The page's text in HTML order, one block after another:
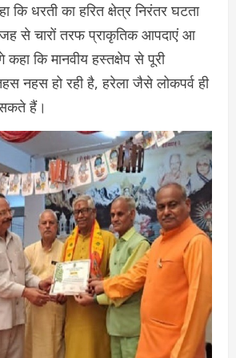
कि धरती का हरित क्षेत्र निरंतर घटता
से चारों तरफ प्राकृतिक आपदाएं आ
कि मानवीय हस्तक्षेप से पूरी
नहस हो रही है, हरेला जैसे लोकपर्व ही
हैं।